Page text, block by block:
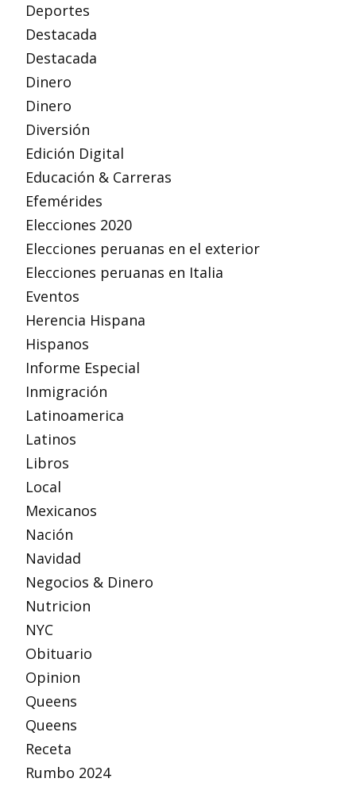
Deportes
Destacada
Destacada
Dinero
Dinero
Diversión
Edición Digital
Educación & Carreras
Efemérides
Elecciones 2020
Elecciones peruanas en el exterior
Elecciones peruanas en Italia
Eventos
Herencia Hispana
Hispanos
Informe Especial
Inmigración
Latinoamerica
Latinos
Libros
Local
Mexicanos
Nación
Navidad
Negocios & Dinero
Nutricion
NYC
Obituario
Opinion
Queens
Queens
Receta
Rumbo 2024